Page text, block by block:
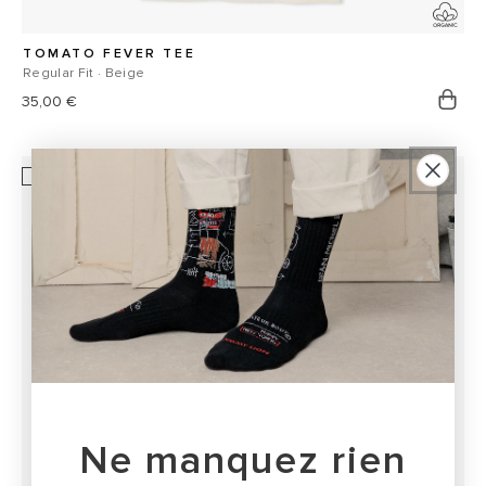
TOMATO FEVER TEE
Regular Fit · Beige
Prix
habituel
35,00 €
Ne manquez rien